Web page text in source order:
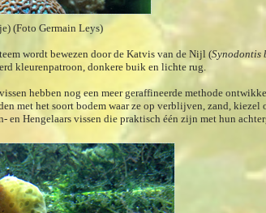
(Foto Germain Leys)
wordt bewezen door de Katvis van de Nijl (Synodontis
kleurenpatroon, donkere buik en lichte rug.
hebben nog een meer geraffineerde methode
met het soort bodem waar ze op verblijven, zand, kiezel
en Hengelaars vissen die praktisch één zijn met hun